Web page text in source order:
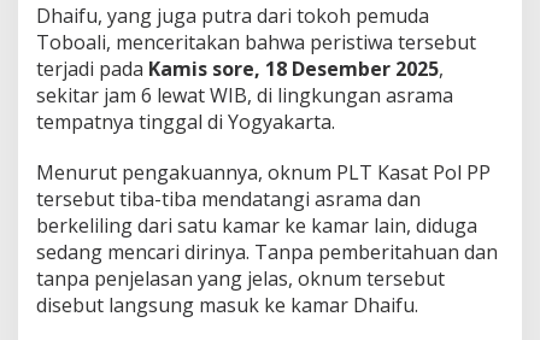
Dhaifu, yang juga putra dari tokoh pemuda
Toboali, menceritakan bahwa peristiwa tersebut
terjadi pada Kamis sore, 18 Desember 2025,
sekitar jam 6 lewat WIB, di lingkungan asrama
tempatnya tinggal di Yogyakarta.
Menurut pengakuannya, oknum PLT Kasat Pol PP
tersebut tiba-tiba mendatangi asrama dan
berkeliling dari satu kamar ke kamar lain, diduga
sedang mencari dirinya. Tanpa pemberitahuan dan
tanpa penjelasan yang jelas, oknum tersebut
disebut langsung masuk ke kamar Dhaifu.